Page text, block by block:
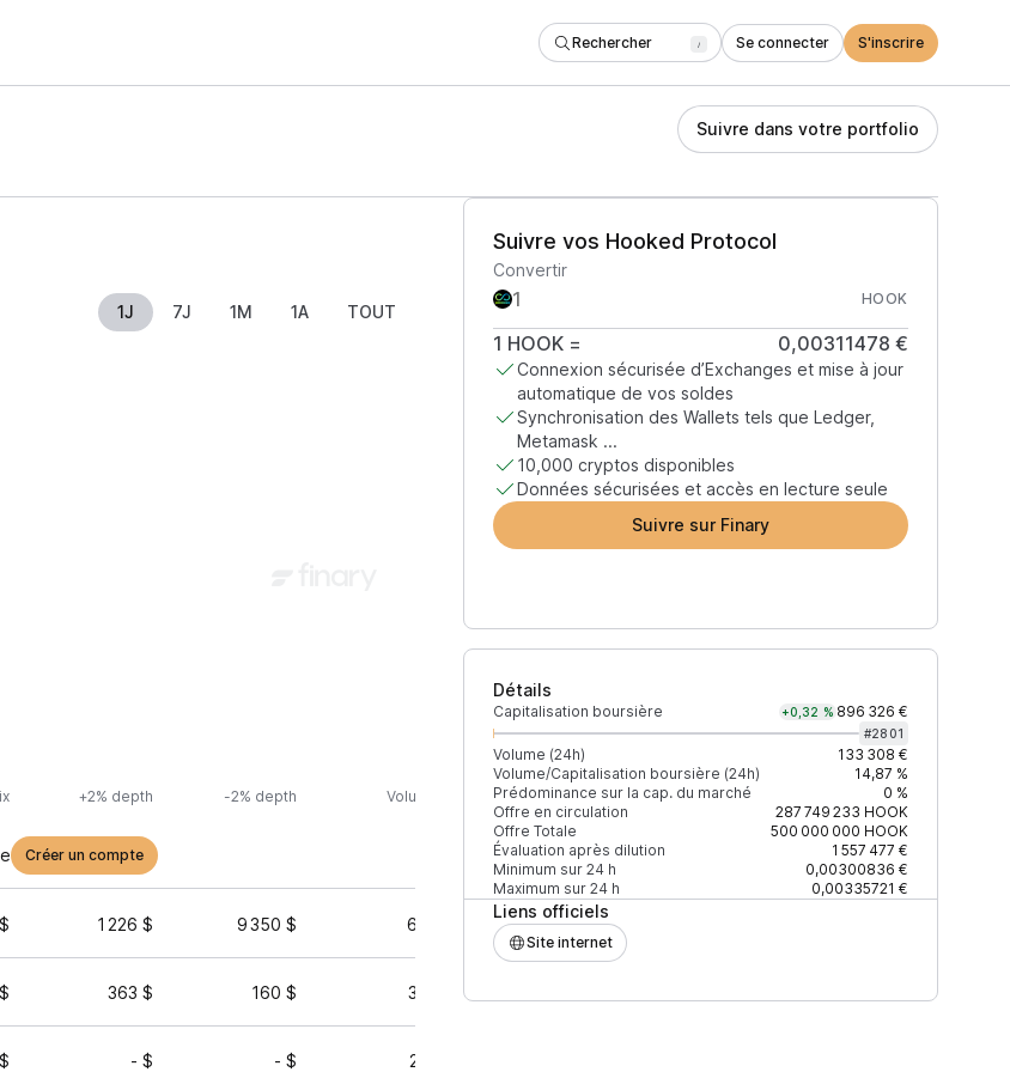
Rechercher / Se connecter S'inscrire
Suivre dans votre portfolio
1J 7J 1M 1A TOUT
Suivre vos Hooked Protocol
Convertir
HOOK
1 HOOK= 0,00311478 €
Connexion sécurisée d’Exchanges et mise à jour
automatique de vos soldes
Synchronisation des Wallets tels que Ledger,
Metamask ...
10,000 cryptos disponibles
Données sécurisées et accès en lecture seule
Suivre sur Finary
Détails
Capitalisation boursière +0,32 % 896 326 €
#2801
Volume (24h)
133 308 €
Volume/Capitalisation boursière (24h)
14,87 %
Prédominance sur la cap. du marché
0 %
Offre en circulation
287 749 233 HOOK
Offre Totale
500 000 000 HOOK
Évaluation après dilution
1 557 477 €
Minimum sur 24 h
0,00300836 €
Maximum sur 24 h
0,00335721 €
Liens officiels
Site internet
+2% depth -2% depth Volume (24h) % du volume Confiance Mis à jour
Créer un compte
1 226 $ 9 350 $ 65 766 $ 42,63 %
363 $ 160 $ 34 458 $
- $ - $ 25 734 $